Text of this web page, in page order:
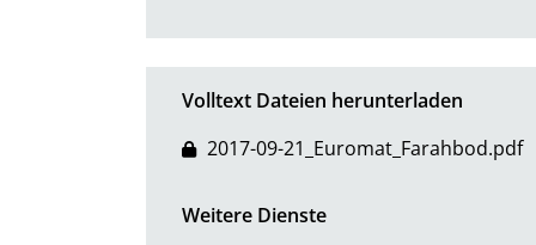
Volltext Dateien herunterladen
2017-09-21_Euromat_Farahbod.pdf
Weitere Dienste